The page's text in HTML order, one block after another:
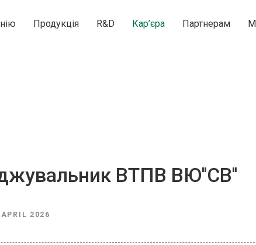
Продукція R&D Кар’єра Партнерам
ВТПВ ВЮ''СВ''
2026